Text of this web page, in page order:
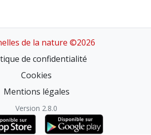
de la nature ©2026
de confidentialité
Cookies
Mentions légales
Version 2.8.0